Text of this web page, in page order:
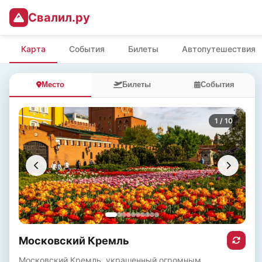
Свалил.ру
Карта События Билеты Автопутешествия
Место Билеты События
1 / 10
Московский Кремль
Московский Кремль, украшенный огромным